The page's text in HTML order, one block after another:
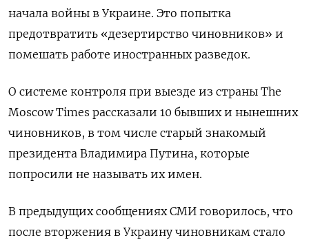
начала войны в Украине. Это попытка
предотвратить «дезертирство чиновников» и
помешать работе иностранных разведок.
О системе контроля при выезде из страны The
Moscow Times рассказали 10 бывших и нынешних
чиновников, в том числе старый знакомый
президента Владимира Путина, которые
попросили не называть их имен.
В предыдущих сообщениях СМИ говорилось, что
после вторжения в Украину чиновникам стало